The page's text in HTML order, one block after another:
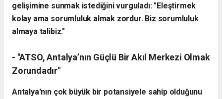
gelişimine sunmak istediğini vurguladı: "Eleştirmek
kolay ama sorumluluk almak zordur. Biz sorumluluk
almaya talibiz."
- ​"ATSO, Antalya’nın Güçlü Bir Akıl Merkezi Olmak
Zorundadır"
​Antalya'nın çok büyük bir potansiyele sahip olduğunu